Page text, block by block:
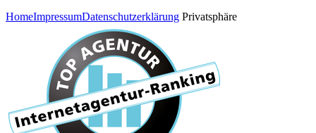
HomeImpressumDatenschutzerklärung Privatsphäre